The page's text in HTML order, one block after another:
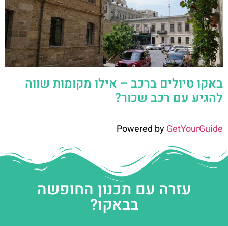
באקו טיולים ברכב – אילו מקומות שווה
להגיע עם רכב שכור?
Powered byGetYourGuide
עזרה עם תכנון החופשה
בבאקו?